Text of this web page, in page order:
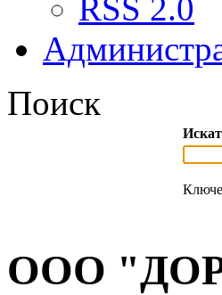
RSS 2.0
Поиск
ООО